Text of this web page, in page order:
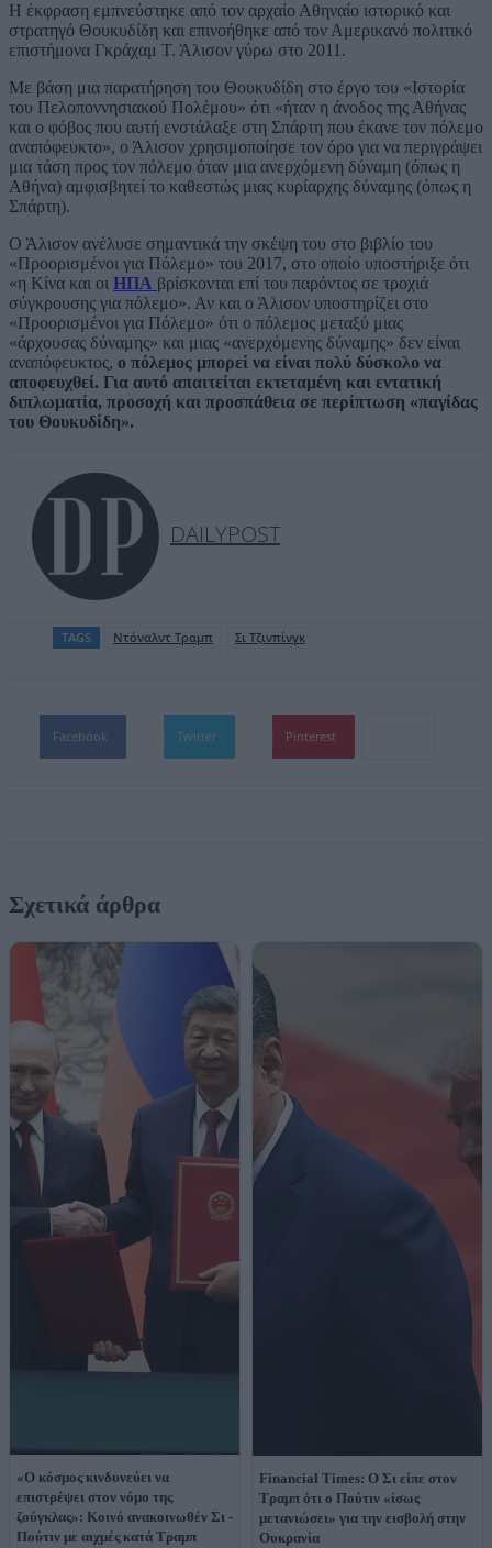
Η έκφραση εμπνεύστηκε από τον αρχαίο Αθηναίο ιστορικό και
στρατηγό Θουκυδίδη και επινοήθηκε από τον Αμερικανό πολιτικό
επιστήμονα Γκράχαμ Τ. Άλισον γύρω στο 2011.
Με βάση μια παρατήρηση του Θουκυδίδη στο έργο του «Ιστορία
του Πελοποννησιακού Πολέμου» ότι «ήταν η άνοδος της Αθήνας
και ο φόβος που αυτή ενστάλαξε στη Σπάρτη που έκανε τον πόλεμο
αναπόφευκτο», ο Άλισον χρησιμοποίησε τον όρο για να περιγράψει
μια τάση προς τον πόλεμο όταν μια ανερχόμενη δύναμη (όπως η
Αθήνα) αμφισβητεί το καθεστώς μιας κυρίαρχης δύναμης (όπως η
Σπάρτη).
Ο Άλισον ανέλυσε σημαντικά την σκέψη του στο βιβλίο του
«Προορισμένοι για Πόλεμο» του 2017, στο οποίο υποστήριξε ότι
«η Κίνα και οι ΗΠΑ βρίσκονται επί του παρόντος σε τροχιά
σύγκρουσης για πόλεμο». Αν και ο Άλισον υποστηρίζει στο
«Προορισμένοι για Πόλεμο» ότι ο πόλεμος μεταξύ μιας
«άρχουσας δύναμης» και μιας «ανερχόμενης δύναμης» δεν είναι
αναπόφευκτος, ο πόλεμος μπορεί να είναι πολύ δύσκολο να
αποφευχθεί. Για αυτό απαιτείται εκτεταμένη και εντατική
διπλωματία, προσοχή και προσπάθεια σε περίπτωση «παγίδας
του Θουκυδίδη».
DAILYPOST
TAGS Ντόναλντ Τραμπ Σι Τζινπίνγκ
Facebook Twitter Pinterest
Σχετικά άρθρα
«Ο κόσμος κινδυνεύει να
επιστρέψει στον νόμο της
ζούγκλας»: Κοινό ανακοινωθέν Σι -
Πούτιν με αιχμές κατά Τραμπ
Financial Times: Ο Σι είπε στον
Τραμπ ότι ο Πούτιν «ίσως
μετανιώσει» για την εισβολή στην
Ουκρανία